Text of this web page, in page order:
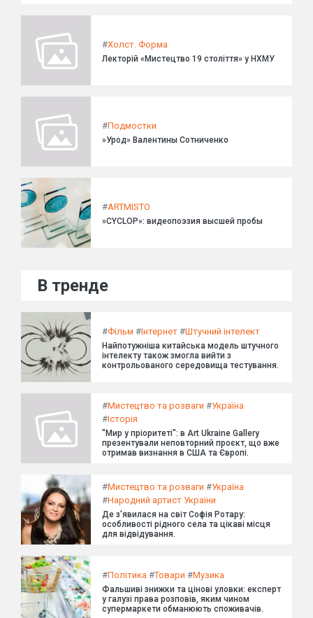
#Холст. Форма
Лекторій «Мистецтво 19 століття» у НХМУ
#Подмостки
»Урод» Валентины Сотниченко
#ARTMISTO
»CYCLOP»: видеопоэзия высшей пробы
В тренде
#Фільм #Інтернет #Штучний інтелект
Найпотужніша китайська модель штучного
інтелекту також змогла вийти з
контрольованого середовища тестування.
#Мистецтво та розваги #Україна
#Історія
"Мир у пріоритеті": в Art Ukraine Gallery
презентували неповторний проєкт, що вже
отримав визнання в США та Європі.
#Мистецтво та розваги #Україна
#Народний артист України
Де з'явилася на світ Софія Ротару:
особливості рідного села та цікаві місця
для відвідування.
#Політика #Товари #Музика
Фальшиві знижки та цінові уловки: експерт
у галузі права розповів, яким чином
супермаркети обманюють споживачів.